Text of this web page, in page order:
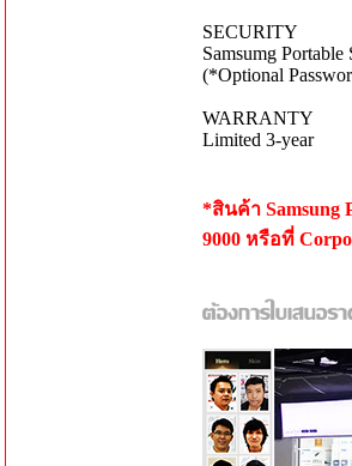
SECURITY
Samsumg
(*Optional
WARRANTY
Limited 3-year
*สินค้า Samsung
9000 หรือที่